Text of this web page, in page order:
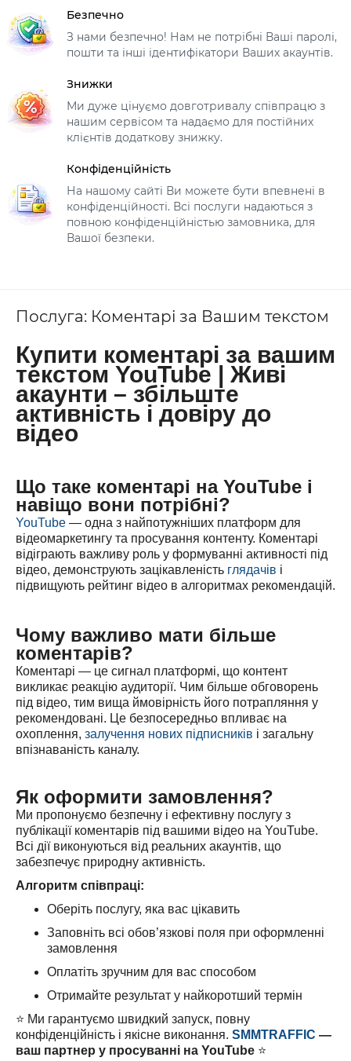
Безпечно
З нами безпечно! Нам не потрібні Ваші паролі,
пошти та інші ідентифікатори Ваших акаунтів.
Знижки
Ми дуже цінуємо довготривалу співпрацю з
нашим сервісом та надаємо для постійних
клієнтів додаткову знижку.
Конфіденційність
На нашому сайті Ви можете бути впевнені в
конфіденційності. Всі послуги надаються з
повною конфіденційністью замовника, для
Вашої безпеки.
Послуга: Коментарі за Вашим текстом
Купити коментарі за вашим
текстом YouTube | Живі
акаунти – збільште
активність і довіру до
відео
Що таке коментарі на YouTube і
навіщо вони потрібні?
YouTube — одна з найпотужніших платформ для
відеомаркетингу та просування контенту. Коментарі
відіграють важливу роль у формуванні активності під
відео, демонструють зацікавленість глядачів і
підвищують рейтинг відео в алгоритмах рекомендацій.
Чому важливо мати більше
коментарів?
Коментарі — це сигнал платформі, що контент
викликає реакцію аудиторії. Чим більше обговорень
під відео, тим вища ймовірність його потрапляння у
рекомендовані. Це безпосередньо впливає на
охоплення, залучення нових підписників і загальну
впізнаваність каналу.
Як оформити замовлення?
Ми пропонуємо безпечну і ефективну послугу з
публікації коментарів під вашими відео на YouTube.
Всі дії виконуються від реальних акаунтів, що
забезпечує природну активність.
Алгоритм співпраці:
Оберіть послугу, яка вас цікавить
Заповніть всі обов’язкові поля при оформленні
замовлення
Оплатіть зручним для вас способом
Отримайте результат у найкоротший термін
⭐️ Ми гарантуємо швидкий запуск, повну
конфіденційність і якісне виконання. SMMTRAFFIC —
ваш партнер у просуванні на YouTube ⭐️